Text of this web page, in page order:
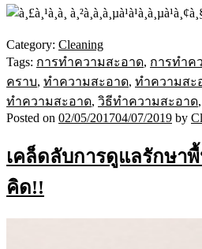
Category: Cleaning
Tags: การทำความสะอาด, การทำค
คราบ, ทำความสะอาด, ทำความส
ทำความสะอาด, วิธีทำความสะอาด,
Posted on 02/05/201704/07/2019 by
เคล็ดลับการดูแลรักษา
คิด!!